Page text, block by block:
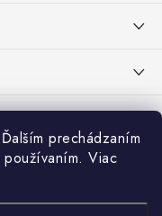
prechádzaním
Viac